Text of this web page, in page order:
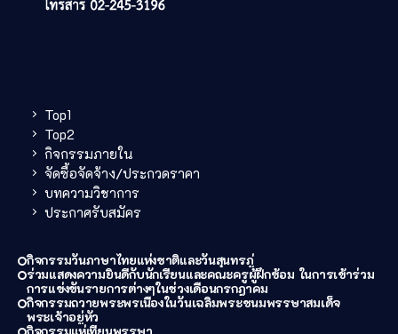
Top1
Top2
กิจกรรมภายใน
จัดซื้อจัดจ้าง/ประกวดราคา
บทความวิชาการ
ประกาศรับสมัคร
กิจกรรมวันภาษาไทยแห่งชาติและวันสุนทรภู่
ร่วมแสดงความยินดีกับนักเรียนและคณะครูผู้ฝึกซ้อม ในการเข้าร่วม
การแข่งขันรายการต่างๆในช่วงเดือนกรกฎาคม
กิจกรรมถวายพระพรเนื่องในวันเฉลิมพระชนมพรรษาสมเด็จ
พระเจ้าอยู่หัว